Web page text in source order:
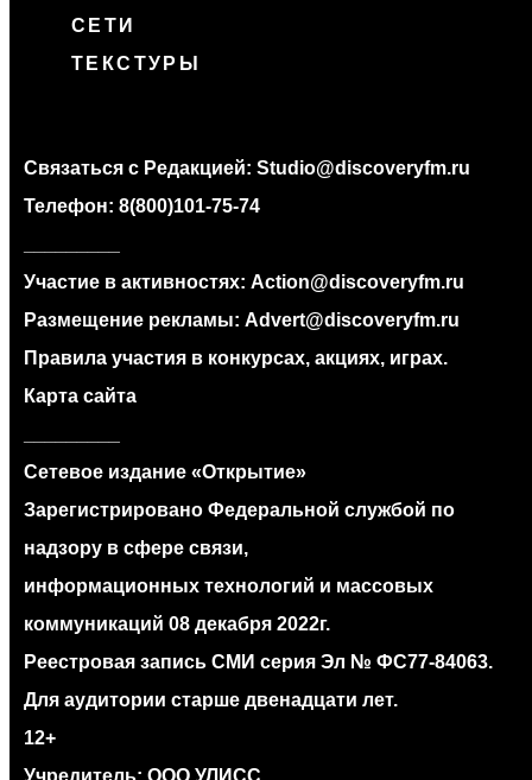
СЕТИ
ТЕКСТУРЫ
Связаться с Редакцией: Studio@discoveryfm.ru
Телефон: 8(800)101-75-74
Участие в активностях: Action@discoveryfm.ru
Размещение рекламы: Advert@discoveryfm.ru
Правила участия в конкурсах, акциях, играх.
Карта сайта
Сетевое издание «Открытие»
Зарегистрировано Федеральной службой по
надзору в сфере связи,
информационных технологий и массовых
коммуникаций 08 декабря 2022г.
Реестровая запись СМИ серия Эл № ФС77‐84063.
Для аудитории старше двенадцати лет.
12+